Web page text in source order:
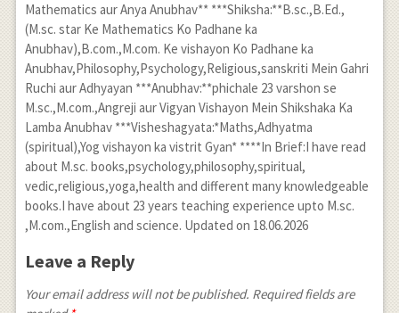
Mathematics aur Anya Anubhav** ***Shiksha:**B.sc.,B.Ed.,
(M.sc. star Ke Mathematics Ko Padhane ka
Anubhav),B.com.,M.com. Ke vishayon Ko Padhane ka
Anubhav,Philosophy,Psychology,Religious,sanskriti Mein Gahri
Ruchi aur Adhyayan ***Anubhav:**phichale 23 varshon se
M.sc.,M.com.,Angreji aur Vigyan Vishayon Mein Shikshaka Ka
Lamba Anubhav ***Visheshagyata:*Maths,Adhyatma
(spiritual),Yog vishayon ka vistrit Gyan* ****In Brief:I have read
about M.sc. books,psychology,philosophy,spiritual,
vedic,religious,yoga,health and different many knowledgeable
books.I have about 23 years teaching experience upto M.sc.
,M.com.,English and science. Updated on 18.06.2026
Leave a Reply
Your email address will not be published. Required fields are